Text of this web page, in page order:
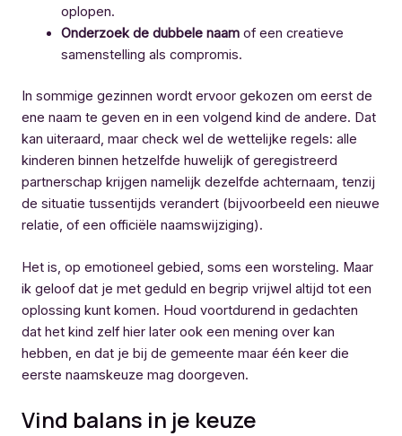
oplopen.
Onderzoek de dubbele naamof een creatieve
samenstelling als compromis.
In sommige gezinnen wordt ervoor gekozen om eerst de
ene naam te geven en in een volgend kind de andere. Dat
kan uiteraard, maar check wel de wettelijke regels: alle
kinderen binnen hetzelfde huwelijk of geregistreerd
partnerschap krijgen namelijk dezelfde achternaam, tenzij
de situatie tussentijds verandert (bijvoorbeeld een nieuwe
relatie, of een officiële naamswijziging).
Het is, op emotioneel gebied, soms een worsteling. Maar
ik geloof dat je met geduld en begrip vrijwel altijd tot een
oplossing kunt komen. Houd voortdurend in gedachten
dat het kind zelf hier later ook een mening over kan
hebben, en dat je bij de gemeente maar één keer die
eerste naamskeuze mag doorgeven.
Vind balans in je keuze